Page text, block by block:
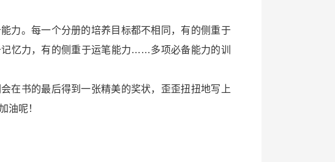
力。每一个分册的培养目标都不相同，有的侧重于
忆力，有的侧重于运笔能力……多项必备能力的训
在书的最后得到一张精美的奖状，歪歪扭扭地写上
油呢！